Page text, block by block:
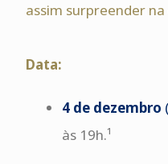
assim surpreender
Data:
4 de dezembro
às 19h.¹